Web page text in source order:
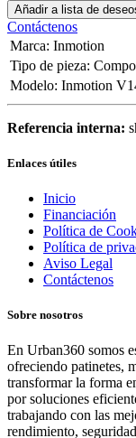
Añadir a lista de
Contáctenos
Marca: Inmotion
Tipo de pieza:
Modelo: Inmotion
Referencia interna:
Enlaces útiles
Inicio
Financiación
Política de
Política de
Aviso Legal
Contáctenos
Sobre nosotros
En Urban360 somos
ofreciendo patinetes,
transformar la forma
por soluciones
trabajando con las
rendimiento,